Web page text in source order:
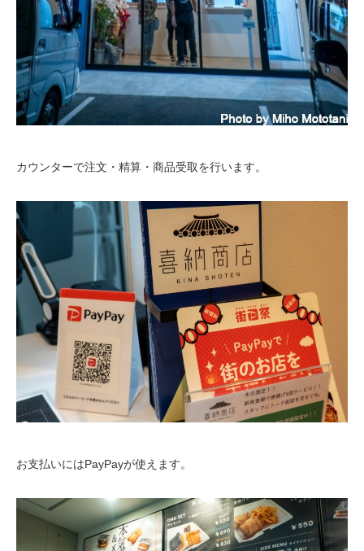
カウンターで注文・精算・商品受取を行います。
お支払いにはPayPayが使えます。